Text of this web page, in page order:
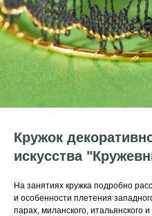
Кружок
искусства
На занятиях кружка подробно
и особенности плетения
парах, миланского, итальянского